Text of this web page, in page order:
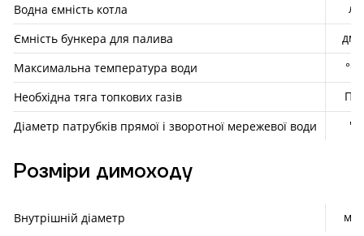
Водна ємність котла
л
Ємність бункера для палива
дм³
Максимальна температура води
°С
Необхідна тяга топкових газів
Па
Діаметр патрубків прямої і зворотної мережевої води
"
Розміри димоходу
Внутрішній діаметр мм